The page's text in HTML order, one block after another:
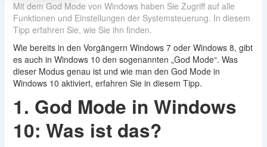
Mit dem God Mode von Windows haben Sie Zugriff auf alle
Funktionen und Einstellungen der Systemsteuerung. In diesem
Tipp erfahren Sie, wie Sie ihn finden.
Wie bereits in den Vorgängern Windows 7 oder Windows 8, gibt
es auch in Windows 10 den sogenannten „God Mode“. Was
dieser Modus genau ist und wie man den God Mode in
Windows 10 aktiviert, erfahren Sie in diesem Tipp.
1. God Mode in Windows
10: Was ist das?